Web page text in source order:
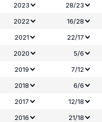
2023
28/23
2022
16/28
2021
22/17
2020
5/6
2019
7/12
2018
6/6
2017
12/18
2016
21/18